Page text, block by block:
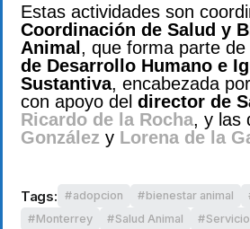
Estas actividades son
Coordinación de Salud y
Animal , que forma parte de
de Desarrollo Humano e
Sustantiva, encabezada por
con apoyo del director de
Ricardo de la Rocha, y las
González y Lorena de la
Tags: adopcion bienestar animal
Monterrey
Salud Animal